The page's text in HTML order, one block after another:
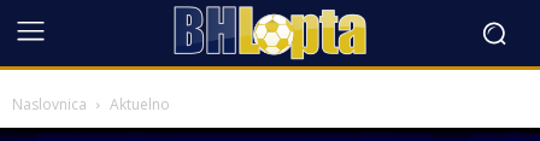
Naslovnica Aktuelno